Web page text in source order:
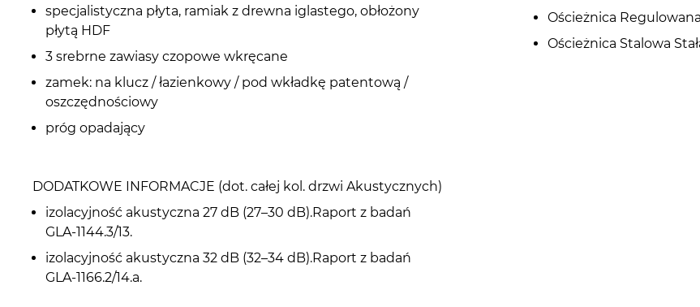
specjalistyczna płyta, ramiak z drewna iglastego, obłożony
płytą HDF
3 srebrne zawiasy czopowe wkręcane
zamek: na klucz / łazienkowy / pod wkładkę patentową /
oszczędnościowy
próg opadający
Ościeżnica
Ościeżnica Stalowa
DODATKOWE INFORMACJE (dot. całej kol. drzwi Akustycznych)
izolacyjność akustyczna 27 dB (27–30 dB).Raport z badań
GLA-1144.3/13.
izolacyjność akustyczna 32 dB (32–34 dB).Raport z badań
GLA-1166.2/14.a.